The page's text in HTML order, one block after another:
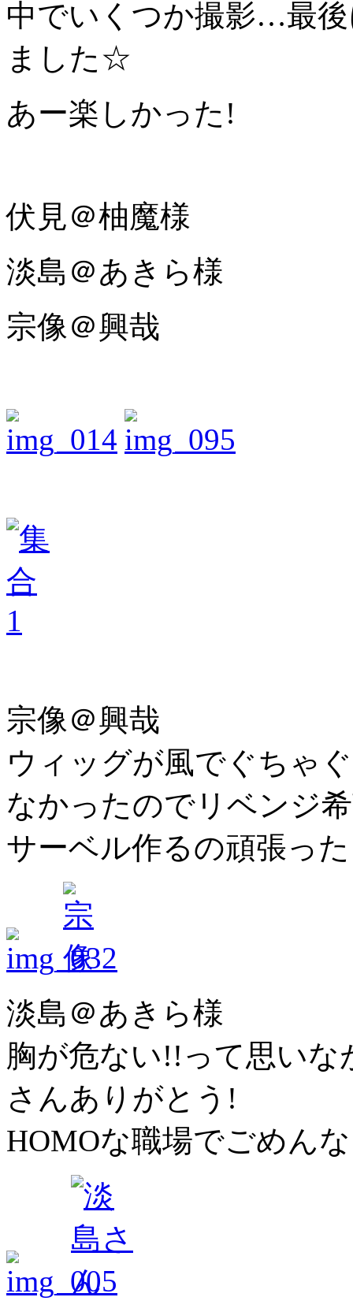
中でいくつか撮影…最
ました☆
あー楽しかった!
伏見＠柚魔様
淡島＠あきら様
宗像＠興哉
宗像＠興哉
ウィッグが風でぐちゃ
なかったのでリベンジ
サーベル作るの頑張っ
淡島＠あきら様
胸が危ない!!って思いな
さんありがとう!
HOMOな職場でごめん